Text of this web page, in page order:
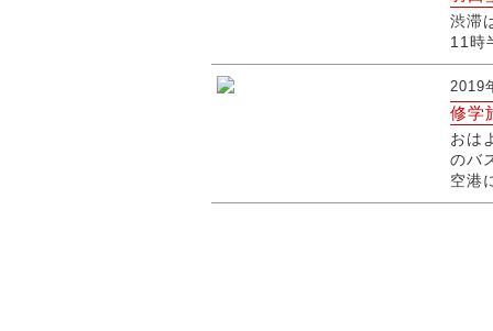
渋滞
11時
2019
修学
おは
のバ
空港